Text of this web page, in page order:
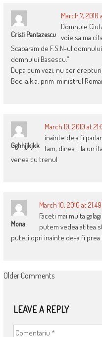
Cristi Pantazescu
March 7, 2010
Domnule
voie sa ma
Scaparam de F.S.N-ul
domnului Basescu.”
Dupa cum vezi, nu cer
Boc, a.k.a. prim-ministrul
Gghhjjkjkk
March 10, 2010 at
inainte de a fi
fam, dinea l. la un
venea cu trenul
Mona
March 10, 2010 at 21:49
Faceti mai multa
putem vedea atitea
puteti opri inainte de-a fi prea
COMMENT
Older Comments
LEAVE A REPLY